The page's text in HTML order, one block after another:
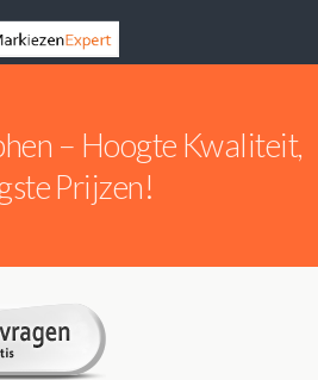
– Hoogte Kwaliteit,
Prijzen!